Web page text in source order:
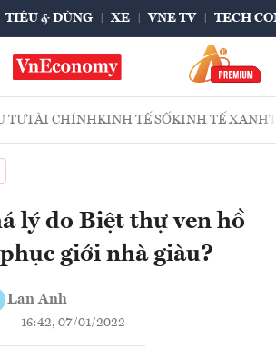
TIÊU & DÙNG XE VNE TV TECH
TƯTÀI CHÍNHKINH TẾ SỐKINH TẾ XANH
lý do Biệt thự ven hồ
giới nhà giàu?
Lan Anh
16:42, 07/01/2022